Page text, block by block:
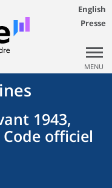
English
Presse
MENU
1943,
officiel